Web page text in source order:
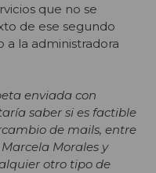
que no se
de ese segundo
a la administradora
enviada con
saber si es factible
de mails, entre
Morales y
otro tipo de